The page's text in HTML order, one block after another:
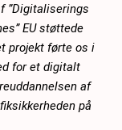
”Digitaliserings
EU støttede
projekt førte os i
for et digitalt
af
på